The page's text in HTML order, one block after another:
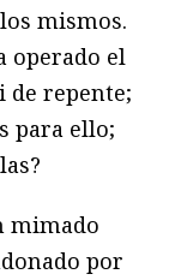
mismos.
operado el
de repente;
para ello;
mimado
por